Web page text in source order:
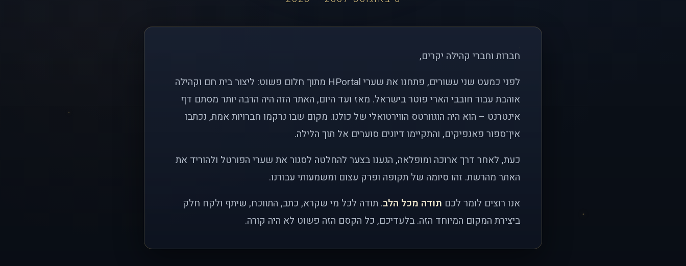
חברות וחברי קהילה יקרים,
לפני כמעט שני עשורים, פתחנו את שערי HPortal מתוך חלום פשוט: ליצור בית חם וקהילה
אוהבת עבור חובבי הארי פוטר בישראל. מאז ועד היום, האתר הזה היה הרבה יותר מסתם דף
אינטרנט – הוא היה הוגוורטס הווירטואלי של כולנו. מקום שבו נרקמו חברויות אמת, נכתבו
אין־ספור פאנפיקים, והתקיימו דיונים סוערים אל תוך הלילה.
כעת, לאחר דרך ארוכה ומופלאה, הגענו בצער להחלטה לסגור את שערי הפורטל ולהוריד את
האתר מהרשת. זהו סיומה של תקופה ופרק עצום ומשמעותי עבורנו.
אנו רוצים לומר לכם תודה מכל הלב. תודה לכל מי שקרא, כתב, התווכח, שיתף ולקח חלק
ביצירת המקום המיוחד הזה. בלעדיכם, כל הקסם הזה פשוט לא היה קורה.